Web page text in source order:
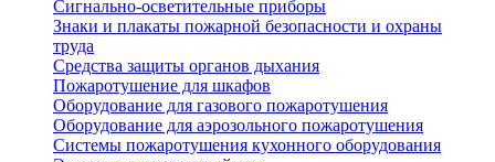
Сигнально-осветительные приборы
Знаки и плакаты пожарной безопасности и охраны
труда
Средства защиты органов дыхания
Пожаротушение для шкафов
Оборудование для газового пожаротушения
Оборудование для аэрозольного пожаротушения
Системы пожаротушения кухонного оборудования